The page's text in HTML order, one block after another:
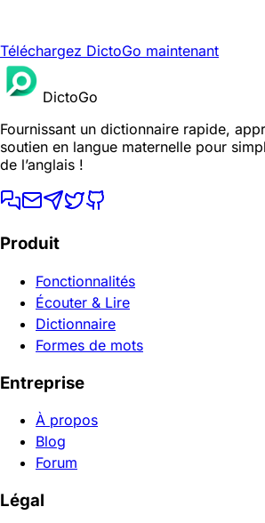
Téléchargez DictoGo maintenant
DictoGo
Fournissant un dictionnaire rapide,
soutien en langue maternelle pour
de l’anglais !
Produit
Fonctionnalités
Écouter & Lire
Dictionnaire
Formes de mots
Entreprise
À propos
Blog
Forum
Légal